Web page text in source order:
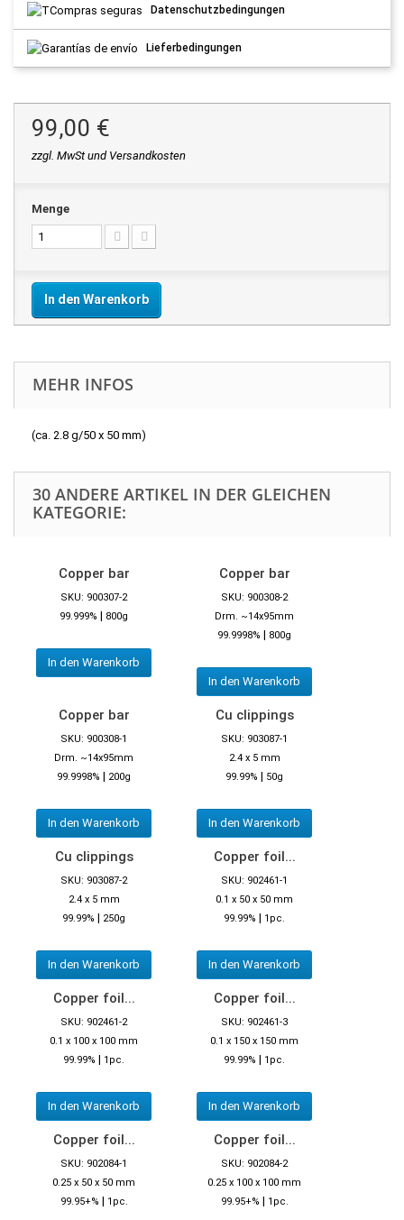
Datenschutzbedingungen
Lieferbedingungen
99,00 €
zzgl. MwSt und Versandkosten
Menge
In den Warenkorb
MEHR INFOS
(ca. 2.8 g/50 x 50 mm)
30 ANDERE ARTIKEL IN DER GLEICHEN
KATEGORIE:
Copper bar
SKU: 900307-2
99.999% | 800g
In den Warenkorb
Copper bar
SKU: 900308-2
Drm. ~14x95mm
99.9998% | 800g
In den Warenkorb
Copper bar
SKU: 900308-1
Drm. ~14x95mm
99.9998% | 200g
In den Warenkorb
Cu clippings
SKU: 903087-1
2.4 x 5 mm
99.99% | 50g
In den Warenkorb
Cu clippings
SKU: 903087-2
2.4 x 5 mm
99.99% | 250g
In den Warenkorb
Copper foil...
SKU: 902461-1
0.1 x 50 x 50 mm
99.99% | 1pc.
In den Warenkorb
Copper foil...
SKU: 902461-2
0.1 x 100 x 100 mm
99.99% | 1pc.
In den Warenkorb
Copper foil...
SKU: 902461-3
0.1 x 150 x 150 mm
99.99% | 1pc.
In den Warenkorb
Copper foil...
SKU: 902084-1
0.25 x 50 x 50 mm
99.95+% | 1pc.
Copper foil...
SKU: 902084-2
0.25 x 100 x 100 mm
99.95+% | 1pc.